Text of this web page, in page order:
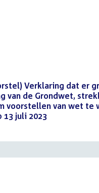
Verklaring dat er
van de Grondwet,
voorstellen van wet te
13 juli 2023